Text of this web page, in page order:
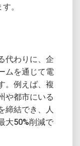
。
代わりに、企
を通じて電
。例えば、複
や都市にいる
締結でき、人
大50%削減で